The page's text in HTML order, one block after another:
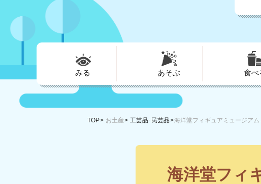
みる あそぶ 食べ
TOP お土産 工芸品･民芸品 海洋堂フィギュアミュージア
海洋堂フィ